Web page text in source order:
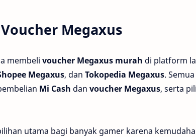
Megaxus
membeli voucher Megaxus murah di platform
Megaxus, dan Tokopedia Megaxus. Semua
Mi Cash dan voucher Megaxus, serta
utama bagi banyak gamer karena